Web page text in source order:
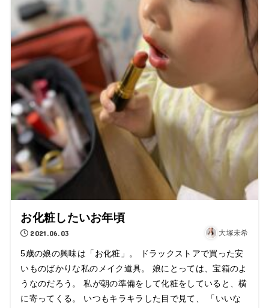
お化粧したいお年頃
2021.06.03 大塚未希
5歳の娘の興味は「お化粧」。 ドラックストアで買った安
いものばかりな私のメイク道具。 娘にとっては、宝箱のよ
うなのだろう。 私が朝の準備をして化粧をしていると、横
に寄ってくる。 いつもキラキラした目で見て、 「いいな